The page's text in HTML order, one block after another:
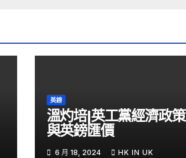
英鎊
溫灼培|英工黨經濟政策
與英鎊匯價
6 月 18, 2024 HK IN UK